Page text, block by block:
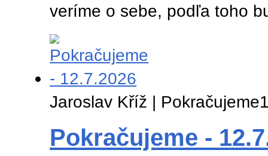
veríme o sebe, podľa toho
Jaroslav Kříž | Pokračujeme
Pokračujeme -